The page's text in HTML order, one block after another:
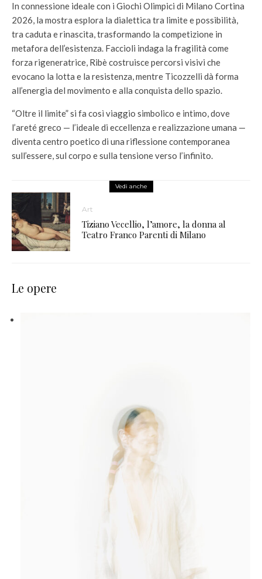
In connessione ideale con i Giochi Olimpici di Milano Cortina
2026, la mostra esplora la dialettica tra limite e possibilità,
tra caduta e rinascita, trasformando la competizione in
metafora dell’esistenza. Faccioli indaga la fragilità come
forza rigeneratrice, Ribè costruisce percorsi visivi che
evocano la lotta e la resistenza, mentre Ticozzelli dà forma
all’energia del movimento e alla conquista dello spazio.
“Oltre il limite” si fa così viaggio simbolico e intimo, dove
l’areté greco — l’ideale di eccellenza e realizzazione umana —
diventa centro poetico di una riflessione contemporanea
sull’essere, sul corpo e sulla tensione verso l’infinito.
Vedi anche
Art
Tiziano Vecellio, l’amore, la donna al
Teatro Franco Parenti di Milano
Le opere